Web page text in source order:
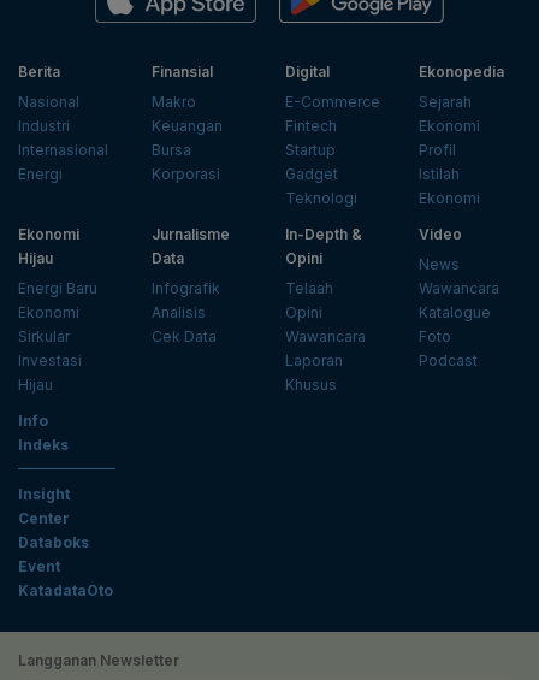
Berita
Nasional
Industri
Internasional
Energi
Finansial
Makro
Keuangan
Bursa
Korporasi
Digital
E-Commerce
Fintech
Startup
Gadget
Teknologi
Ekonopedia
Sejarah
Ekonomi
Profil
Istilah
Ekonomi
Ekonomi
Hijau
Energi Baru
Ekonomi
Sirkular
Investasi
Hijau
Jurnalisme
Data
Infografik
Analisis
Cek Data
In-Depth &
Opini
Telaah
Opini
Wawancara
Laporan
Khusus
Video
News
Wawancara
Katalogue
Foto
Podcast
Info
Indeks
Insight
Center
Databoks
Event
KatadataOto
Langganan Newsletter